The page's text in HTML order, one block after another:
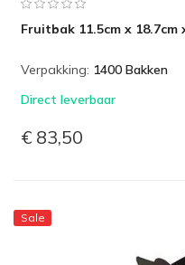
Fruitbak 11.5cm x
Verpakking: 1400 Bakken
Direct leverbaar
€ 83,50
Sale